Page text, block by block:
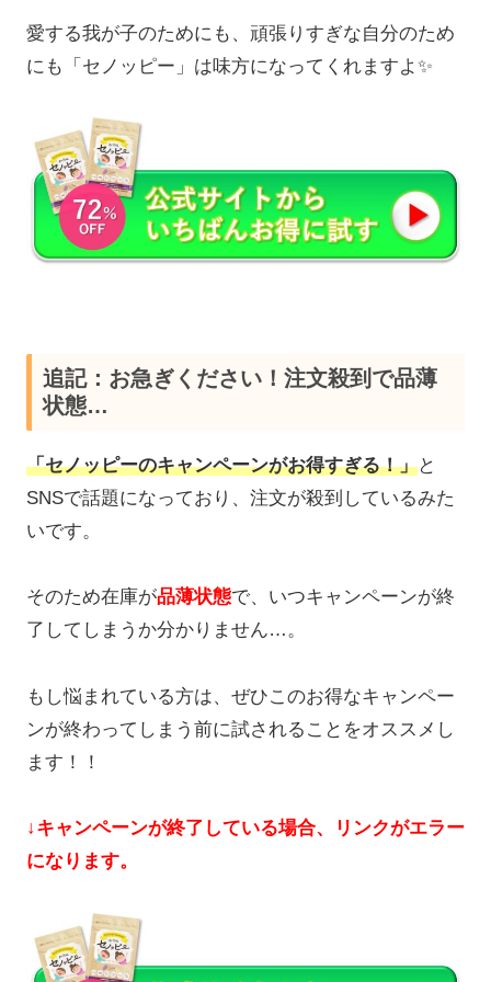
愛する我が子のためにも、頑張りすぎな自分のため
にも「セノッピー」は味方になってくれますよ✨
追記：お急ぎください！注文殺到で品薄
状態…
「セノッピーのキャンペーンがお得すぎる！」と
SNSで話題になっており、注文が殺到しているみた
いです。
そのため在庫が品薄状態で、いつキャンペーンが終
了してしまうか分かりません…。
もし悩まれている方は、ぜひこのお得なキャンペー
ンが終わってしまう前に試されることをオススメし
ます！！
↓キャンペーンが終了している場合、リンクがエラー
になります。